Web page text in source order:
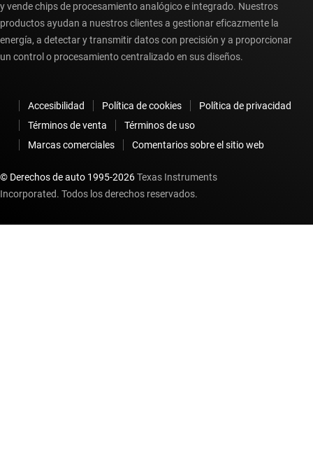
y vende chips de procesamiento analógico e integrado. Nuestros
productos ayudan a nuestros clientes a gestionar eficazmente la
energía, a detectar y transmitir datos con precisión y a proporcionar
un control o procesamiento centralizado en sus diseños.
Accesibilidad Política de cookies
Política de privacidad
Términos de venta
Términos de uso
Marcas comerciales
Comentarios sobre el sitio web
© Derechos de auto 1995-2026Texas Instruments
Incorporated. Todos los derechos reservados.